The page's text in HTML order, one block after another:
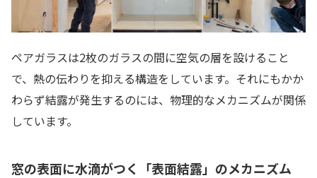
ペアガラスは2枚のガラスの間に空気の層を設けること
で、熱の伝わりを抑える構造をしています。それにもかか
わらず結露が発生するのには、物理的なメカニズムが関係
しています。
窓の表面に水滴がつく「表面結露」のメカニズム